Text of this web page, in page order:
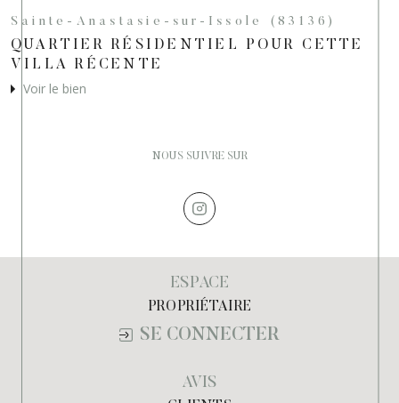
Sainte-Anastasie-sur-Issole (83136)
QUARTIER RÉSIDENTIEL POUR CETTE
VILLA RÉCENTE
Voir le bien
NOUS SUIVRE SUR
ESPACE
PROPRIÉTAIRE
SE CONNECTER
AVIS